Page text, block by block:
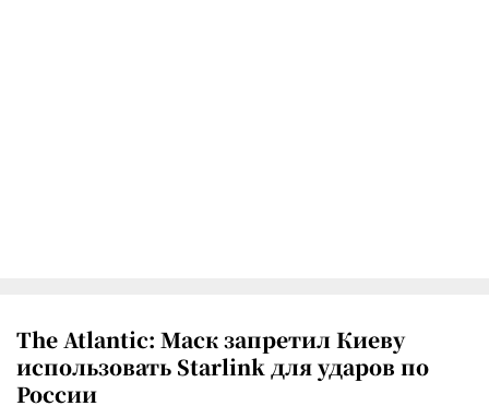
The Atlantic: Маск запретил Киеву
использовать Starlink для ударов по
России